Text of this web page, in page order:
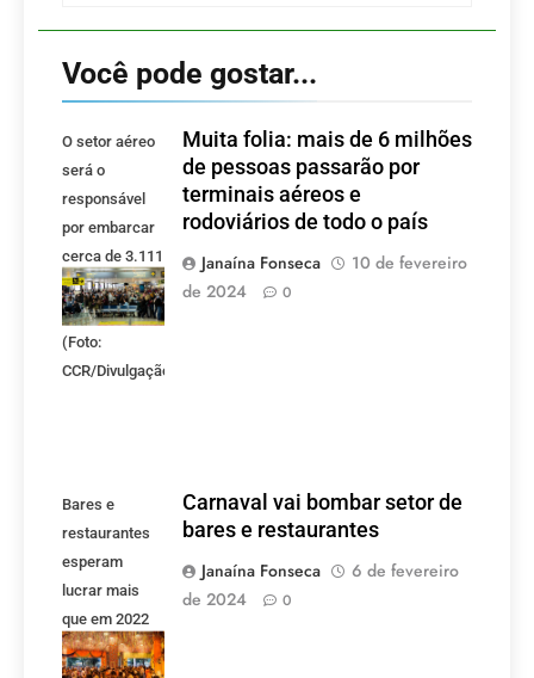
Você pode gostar...
O setor aéreo
será o
responsável
por embarcar
cerca de 3.111
milhões de
passageiros.
(Foto:
CCR/Divulgação)
Muita folia: mais de 6 milhões
de pessoas passarão por
terminais aéreos e
rodoviários de todo o país
Janaína Fonseca
10 de fevereiro
de 2024
0
Bares e
restaurantes
esperam
lucrar mais
que em 2022
com a Festa
Carnaval vai bombar setor de
bares e restaurantes
Janaína Fonseca
6 de fevereiro
de 2024
0